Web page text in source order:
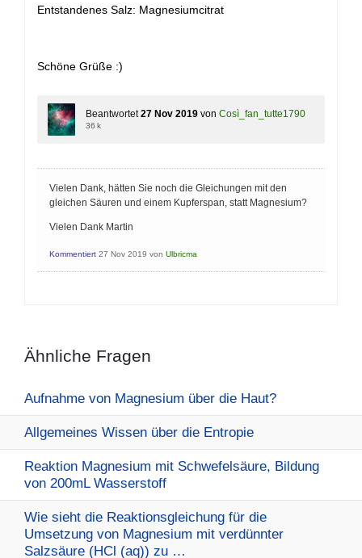
Entstandenes Salz: Magnesiumcitrat
Schöne Grüße :)
Beantwortet 27 Nov 2019 von Così_fan_tutte1790
36 k
Vielen Dank, hätten Sie noch die Gleichungen mit den
gleichen Säuren und einem Kupferspan, statt Magnesium?
Vielen Dank Martin
Kommentiert 27 Nov 2019 von Ulbricma
Ähnliche Fragen
Aufnahme von Magnesium über die Haut?
Allgemeines Wissen über die Entropie
Reaktion Magnesium mit Schwefelsäure, Bildung
von 200mL Wasserstoff
Wie sieht die Reaktionsgleichung für die
Umsetzung von Magnesium mit verdünnter
Salzsäure (HCl (aq)) zu …